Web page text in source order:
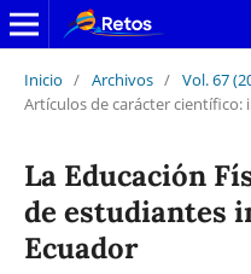
Inicio / Archivos / Vol. 67
Artículos de carácter científico:
La Educación
de estudiantes
Ecuador